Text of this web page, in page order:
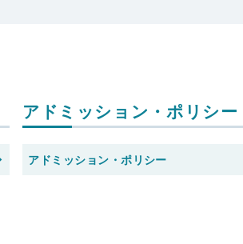
アドミッション・ポリシー
アドミッション・ポリシー